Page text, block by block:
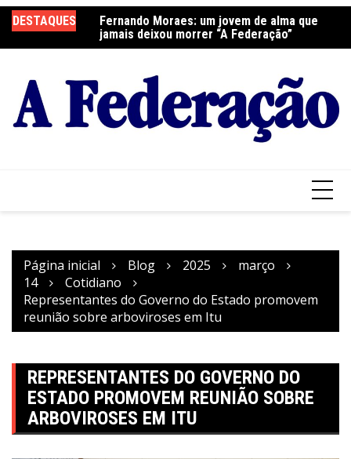
para
o
DESTAQUES
Fernando Moraes: um jovem de alma que
jamais deixou morrer “A Federação”
Curso Oração e Vida na Paróquia São José
Página inicial Blog 2025
março
14
Cotidiano
Representantes do Governo do Estado promovem
reunião sobre arboviroses em Itu
REPRESENTANTES DO GOVERNO DO
ESTADO PROMOVEM REUNIÃO SOBRE
ARBOVIROSES EM ITU